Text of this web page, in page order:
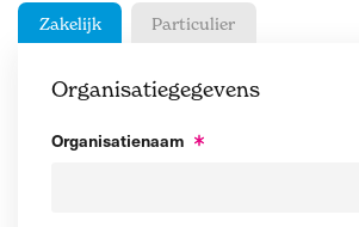
Zakelijk Particulier
Organisatiegegevens
Organisatienaam